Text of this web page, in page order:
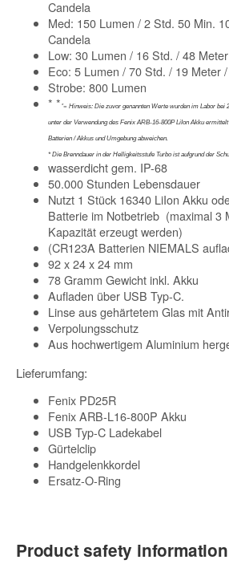
Candela
Med: 150 Lumen / 2 Std. 50 Min.
Candela
Low: 30 Lumen / 16 Std. / 48
Eco: 5 Lumen / 70 Std. / 19 Meter
Strobe: 800 Lumen
* **= Hinweis: Die zuvor genannten Werte wurden im Labor bei
unter der Verwendung des Fenix ARB-16-800P LiIon Akku
Batterien / Akkus und Umgebung abweichen.
* Die Brenndauer in der Helligkeitsstufe Turbo ist aufgrund der
wasserdicht gem. IP-68
50.000 Stunden Lebensdauer
Nutzt 1 Stück 16340 LiIon Akku
Batterie im Notbetrieb (maximal 3
Kapazität erzeugt werden)
(CR123A Batterien NIEMALS
92 x 24 x 24 mm
78 Gramm Gewicht inkl. Akku
Aufladen über USB Typ-C.
Linse aus gehärtetem Glas mit
Verpolungsschutz
Aus hochwertigem Aluminium
Lieferumfang:
Fenix PD25R
Fenix ARB-L16-800P Akku
USB Typ-C Ladekabel
Gürtelclip
Handgelenkkordel
Ersatz-O-Ring
Product safety information